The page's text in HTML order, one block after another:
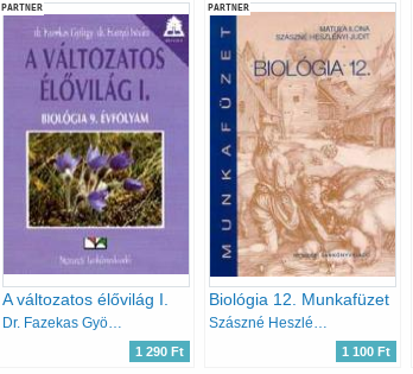
PARTNER
A változatos élővilág I.
1 290 Ft
PARTNER
Biológia 12. Munkafüzet
1 100 Ft